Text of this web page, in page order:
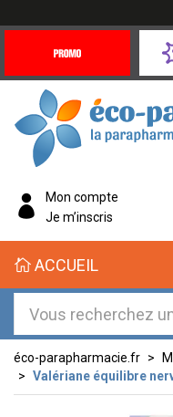
Offres
éco-
éco-
Mon compte
Je m’inscris
ACCUEIL
éco-parapharmacie.fr
Valériane équilibre